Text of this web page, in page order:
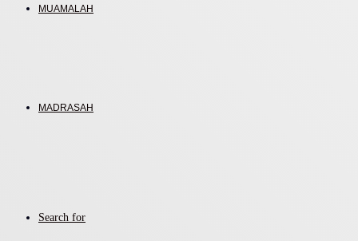
MUAMALAH
MADRASAH
Search for